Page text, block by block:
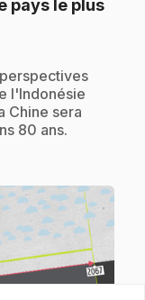
pays le plus
l'Indonésie
Chine sera
80 ans.